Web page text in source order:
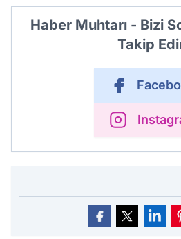
Haber Muhtarı - Bizi
Takip